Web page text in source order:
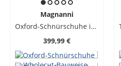
Magnanni
Oxford-Schnürschuhe in Wholecut-Bauweise aus Glattleder
399,99 €